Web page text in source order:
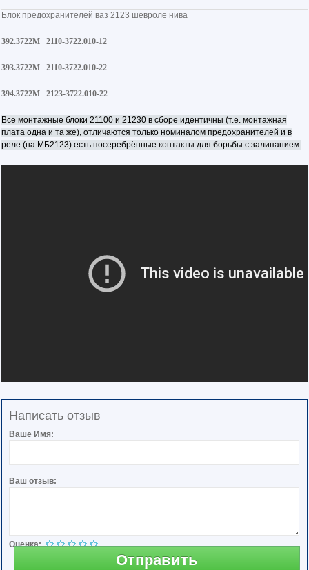
Блок предохранителей ваз 2123 шевроле нива
392.3722М2110-3722.010-12
393.3722М2110-3722.010-22
394.3722М2123-3722.010-22
Все монтажные блоки 21100 и 21230 в сборе идентичны (т.е. монтажная
плата одна и та же), отличаются только номиналом предохранителей и в
реле (на МБ2123) есть посеребрённые контакты для борьбы с залипанием.
Написать отзыв
Ваше Имя:
Ваш отзыв:
Оценка:
Отправить